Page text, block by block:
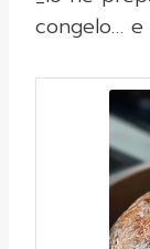
congelo…